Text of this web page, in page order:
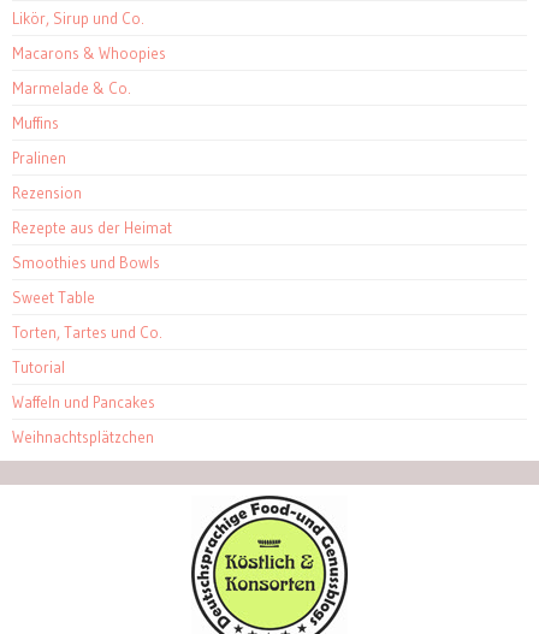
Likör, Sirup und Co.
Macarons & Whoopies
Marmelade & Co.
Muffins
Pralinen
Rezension
Rezepte aus der Heimat
Smoothies und Bowls
Sweet Table
Torten, Tartes und Co.
Tutorial
Waffeln und Pancakes
Weihnachtsplätzchen